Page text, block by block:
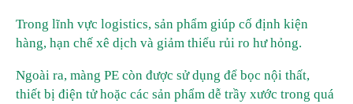
Trong lĩnh vực logistics, sản phẩm giúp cố định kiện
hàng, hạn chế xê dịch và giảm thiểu rủi ro hư hỏng.
Ngoài ra, màng PE còn được sử dụng để bọc nội thất,
thiết bị điện tử hoặc các sản phẩm dễ trầy xước trong quá